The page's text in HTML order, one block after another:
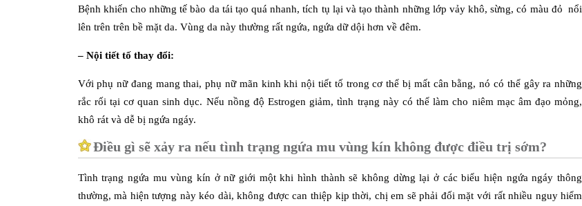
Bệnh khiến cho những tế bào da tái tạo quá nhanh, tích tụ lại và tạo thành những lớp vảy khô, sừng, có màu đỏ nổi
lên trên trên bề mặt da. Vùng da này thường rất ngứa, ngứa dữ dội hơn về đêm.
– Nội tiết tố thay đổi:
Với phụ nữ đang mang thai, phụ nữ mãn kinh khi nội tiết tố trong cơ thể bị mất cân bằng, nó có thể gây ra những
rắc rối tại cơ quan sinh dục. Nếu nồng độ Estrogen giảm, tình trạng này có thể làm cho niêm mạc âm đạo mỏng,
khô rát và dễ bị ngứa ngáy.
Điều gì sẽ xảy ra nếu tình trạng ngứa mu vùng kín không được điều trị sớm?
Tình trạng ngứa mu vùng kín ở nữ giới một khi hình thành sẽ không dừng lại ở các biểu hiện ngứa ngáy thông
thường, mà hiện tượng này kéo dài, không được can thiệp kịp thời, chị em sẽ phải đối mặt với rất nhiều nguy hiểm